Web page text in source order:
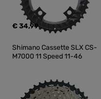
€ 34,99
Shimano Cassette SLX CS-
M7000 11 Speed 11-46